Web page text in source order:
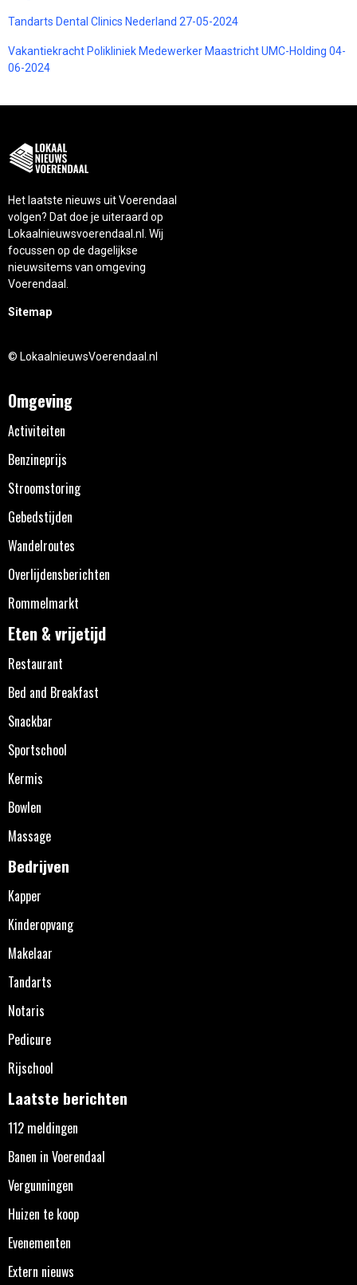
Tandarts Dental Clinics Nederland 27-05-2024
Vakantiekracht Polikliniek Medewerker Maastricht UMC-Holding 04-
06-2024
Het laatste nieuws uit Voerendaal
volgen? Dat doe je uiteraard op
Lokaalnieuwsvoerendaal.nl. Wij
focussen op de dagelijkse
nieuwsitems van omgeving
Voerendaal.
Sitemap
© LokaalnieuwsVoerendaal.nl
Omgeving
Activiteiten
Benzineprijs
Stroomstoring
Gebedstijden
Wandelroutes
Overlijdensberichten
Rommelmarkt
Eten & vrijetijd
Restaurant
Bed and Breakfast
Snackbar
Sportschool
Kermis
Bowlen
Massage
Bedrijven
Kapper
Kinderopvang
Makelaar
Tandarts
Notaris
Pedicure
Rijschool
Laatste berichten
112 meldingen
Banen in Voerendaal
Vergunningen
Huizen te koop
Evenementen
Extern nieuws